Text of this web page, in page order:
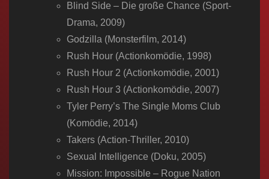
Blind Side – Die große Chance (Sport-
Drama, 2009)
Godzilla (Monsterfilm, 2014)
Rush Hour (Actionkomödie, 1998)
Rush Hour 2 (Actionkomödie, 2001)
Rush Hour 3 (Actionkomödie, 2007)
Tyler Perry’s The Single Moms Club
(Komödie, 2014)
Takers (Action-Thriller, 2010)
Sexual Intelligence (Doku, 2005)
Mission: Impossible – Rogue Nation